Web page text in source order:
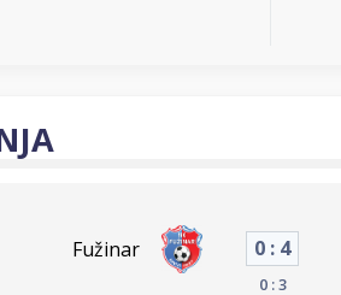
Fužinar 0 : 4
0 : 3